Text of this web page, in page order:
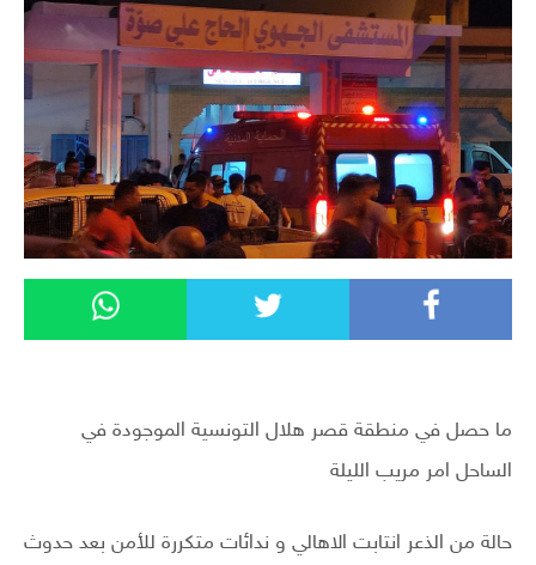
ما حصل في منطقة قصر هلال التونسية الموجودة في
الساحل امر مريب الليلة
حالة من الذعر انتابت الاهالي و ندائات متكررة للأمن بعد حدوث